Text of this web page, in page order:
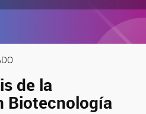
de la
Biotecnología